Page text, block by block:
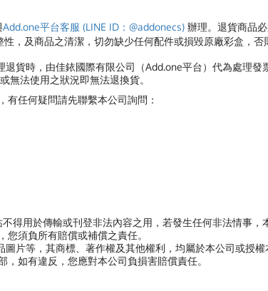
Add.one平台客服 (LINE ID：@addonecs) 辦理。退貨商品
，及商品之清潔，切勿缺少任何配件或損毀原廠彩盒，
貨時，由佳銥國際有限公司（Add.one平台）代為處理發
無法使用之狀況即無法退換貨。
任何疑問請先聯繫本公司詢問：
得用於傳輸或刊登非法內容之用，若發生任何非法情事
須負所有賠償或補償之責任。
片等，其商標、著作權及其他權利，均屬於本公司或授
如有違反，您應對本公司負損害賠償責任。